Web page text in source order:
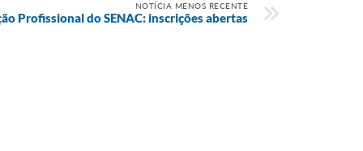
NOTÍCIA MENOS RECENTE
Profissional do SENAC: inscrições abertas